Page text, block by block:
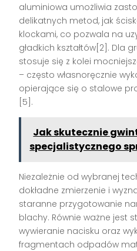
aluminiowa umożliwia
delikatnych metod, jak
klockami, co pozwala na
gładkich kształtów[2]. Dla
stosuje się z kolei
– często własnoręcznie
opierające się o stalowe
[5].
Jak skutecznie
specjalistycznego
Niezależnie od wybranej
dokładne zmierzenie i
staranne przygotowanie
blachy. Równie ważne jest
wywieranie nacisku oraz
fragmentach odpadów